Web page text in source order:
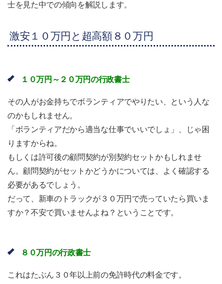
士を見た中での傾向を解説します。
激安１０万円と超高額８０万円
１０万円～２０万円の行政書士
その人がお金持ちでボランティアでやりたい、という人な
のかもしれません。
「ボランティアだから適当な仕事でいいでしょ」、じゃ困
りますからね。
もしくは許可後の顧問契約が別契約セットかもしれませ
ん。顧問契約がセットかどうかについては、よく確認する
必要があるでしょう。
だって、新車のトラックが３０万円で売っていたら買いま
すか？不安で買いませんよね？ということです。
８０万円の行政書士
これはたぶん３０年以上前の免許時代の料金です。